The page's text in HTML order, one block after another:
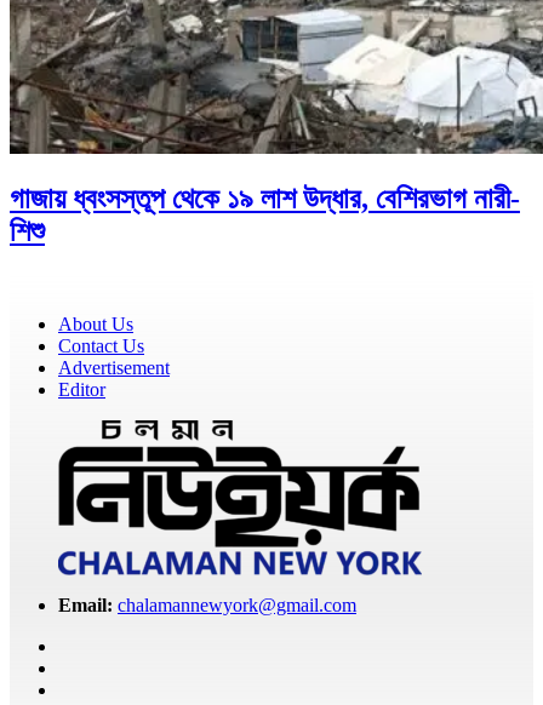
গাজায় ধ্বংসস্তূপ থেকে ১৯ লাশ উদ্ধার, বেশিরভাগ নারী-
শিশু
About Us
Contact Us
Advertisement
Editor
Email: chalamannewyork@gmail.com